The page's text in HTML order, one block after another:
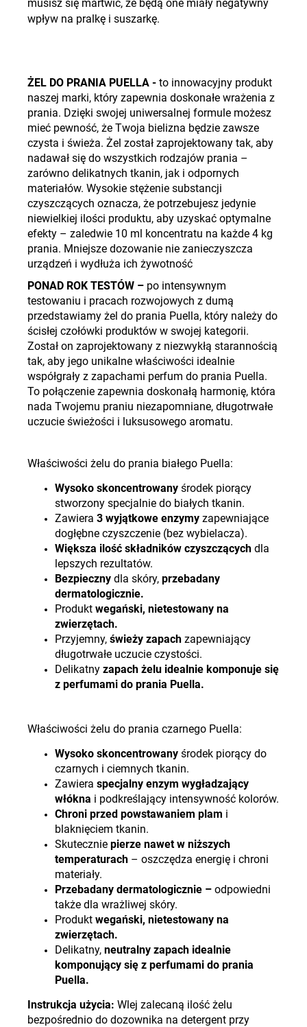
musisz się martwić, że będą one miały negatywny
wpływ na pralkę i suszarkę.
ŻEL DO PRANIA PUELLA - to innowacyjny produkt
naszej marki, który zapewnia doskonałe wrażenia z
prania. Dzięki swojej uniwersalnej formule możesz
mieć pewność, że Twoja bielizna będzie zawsze
czysta i świeża. Żel został zaprojektowany tak, aby
nadawał się do wszystkich rodzajów prania –
zarówno delikatnych tkanin, jak i odpornych
materiałów. Wysokie stężenie substancji
czyszczących oznacza, że potrzebujesz jedynie
niewielkiej ilości produktu, aby uzyskać optymalne
efekty – zaledwie 10 ml koncentratu na każde 4 kg
prania. Mniejsze dozowanie nie zanieczyszcza
urządzeń i wydłuża ich żywotność
PONAD ROK TESTÓW – po intensywnym
testowaniu i pracach rozwojowych z dumą
przedstawiamy żel do prania Puella, który należy do
ścisłej czołówki produktów w swojej kategorii.
Został on zaprojektowany z niezwykłą starannością
tak, aby jego unikalne właściwości idealnie
współgrały z zapachami perfum do prania Puella.
To połączenie zapewnia doskonałą harmonię, która
nada Twojemu praniu niezapomniane, długotrwałe
uczucie świeżości i luksusowego aromatu.
Właściwości żelu do prania białego Puella:
Wysoko skoncentrowany środek piorący
stworzony specjalnie do białych tkanin.
Zawiera 3 wyjątkowe enzymy zapewniające
dogłębne czyszczenie (bez wybielacza).
Większa ilość składników czyszczących dla
lepszych rezultatów.
Bezpieczny dla skóry, przebadany
dermatologicznie.
Produkt wegański, nietestowany na
zwierzętach.
Przyjemny, świeży zapach zapewniający
długotrwałe uczucie czystości.
Delikatny zapach żelu idealnie komponuje się
z perfumami do prania Puella.
Właściwości żelu do prania czarnego Puella:
Wysoko skoncentrowany środek piorący do
czarnych i ciemnych tkanin.
Zawiera specjalny enzym wygładzający
włókna i podkreślający intensywność kolorów.
Chroni przed powstawaniem plam i
blaknięciem tkanin.
Skutecznie pierze nawet w niższych
temperaturach – oszczędza energię i chroni
materiały.
Przebadany dermatologicznie – odpowiedni
także dla wrażliwej skóry.
Produkt wegański, nietestowany na
zwierzętach.
Delikatny, neutralny zapach idealnie
komponujący się z perfumami do prania
Puella.
Instrukcja użycia: Wlej zalecaną ilość żelu
bezpośrednio do dozownika na detergent przy